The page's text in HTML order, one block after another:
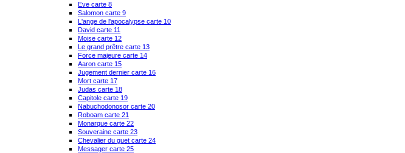
Eve carte 8
Salomon carte 9
L'ange de l'apocalypse carte 10
David carte 11
Moise carte 12
Le grand prêtre carte 13
Force majeure carte 14
Aaron carte 15
Jugement dernier carte 16
Mort carte 17
Judas carte 18
Capitole carte 19
Nabuchodonosor carte 20
Roboam carte 21
Monarque carte 22
Souveraine carte 23
Chevalier du guet carte 24
Messager carte 25